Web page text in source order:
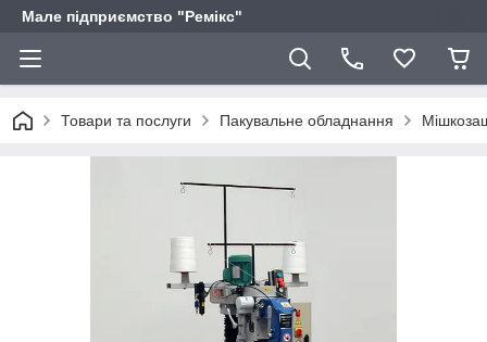
Мале підприємство "Ремікс"
Товари та послуги Пакувальне обладнання